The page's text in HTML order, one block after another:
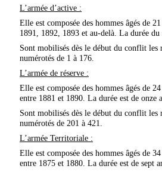
L’armée d’active :
Elle est composée des hommes âgés de
1891, 1892, 1893 et au-delà. La durée du
Sont mobilisés dès le début du conflit les
numérotés de 1 à 176.
L’armée de réserve :
Elle est composée des hommes âgés de
entre 1881 et 1890. La durée est de onze
Sont mobilisés dès le début du conflit les
numérotés de 201 à 421.
L’armée Territoriale :
Elle est composée des hommes âgés de
entre 1875 et 1880. La durée est de sept